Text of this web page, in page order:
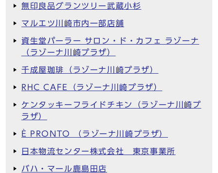
無印良品グランツリー武蔵小杉
マルエツ川崎市内一部店舗
資生堂パーラー サロン・ド・カフェ ラゾーナ
（ラゾーナ川崎プラザ）
千成屋珈琲（ラゾーナ川崎プラザ）
RHC CAFE（ラゾーナ川崎プラザ）
ケンタッキーフライドチキン（ラゾーナ川崎プ
ラザ）
È PRONTO （ラゾーナ川崎プラザ）
日本物流センター株式会社 東京事業所
バハ・マール鹿島田店